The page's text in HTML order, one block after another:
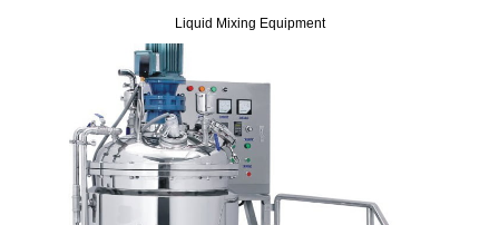
Liquid Mixing Equipment